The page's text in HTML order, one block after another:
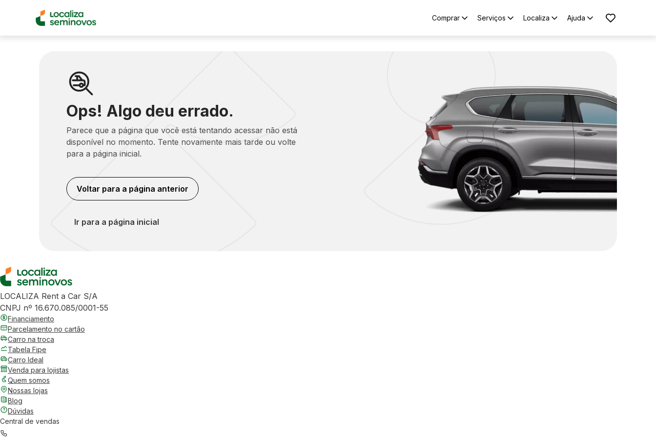
Comprar Serviços Localiza Ajuda
Ops! Algo deu errado.
Parece que a página que você está tentando acessar não está
disponível no momento. Tente novamente mais tarde ou volte
para a página inicial.
Voltar para a página anterior
Ir para a página inicial
LOCALIZA Rent a Car S/A
CNPJ nº 16.670.085/0001-55
Financiamento
Parcelamento no cartão
Carro na troca
Tabela Fipe
Carro Ideal
Venda para lojistas
Quem somos
Nossas lojas
Blog
Dúvidas
Central de vendas